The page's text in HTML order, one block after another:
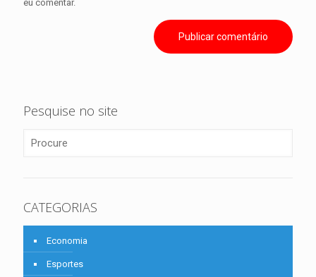
eu comentar.
Pesquise no site
CATEGORIAS
Economia
Esportes